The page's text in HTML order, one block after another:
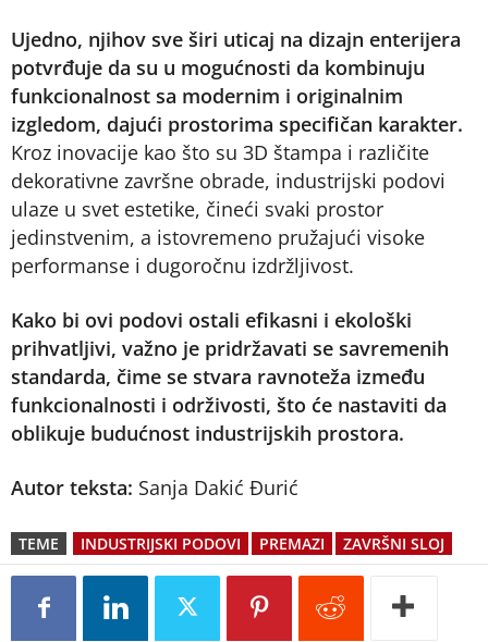
Ujedno, njihov sve širi uticaj na dizajn enterijera
potvrđuje da su u mogućnosti da kombinuju
funkcionalnost sa modernim i originalnim
izgledom, dajući prostorima specifičan karakter.
Kroz inovacije kao što su 3D štampa i različite
dekorativne završne obrade, industrijski podovi
ulaze u svet estetike, čineći svaki prostor
jedinstvenim, a istovremeno pružajući visoke
performanse i dugoročnu izdržljivost.
Kako bi ovi podovi ostali efikasni i ekološki
prihvatljivi, važno je pridržavati se savremenih
standarda, čime se stvara ravnoteža između
funkcionalnosti i održivosti, što će nastaviti da
oblikuje budućnost industrijskih prostora.
Autor teksta: Sanja Dakić Đurić
TEME INDUSTRIJSKI PODOVI PREMAZI ZAVRŠNI SLOJ